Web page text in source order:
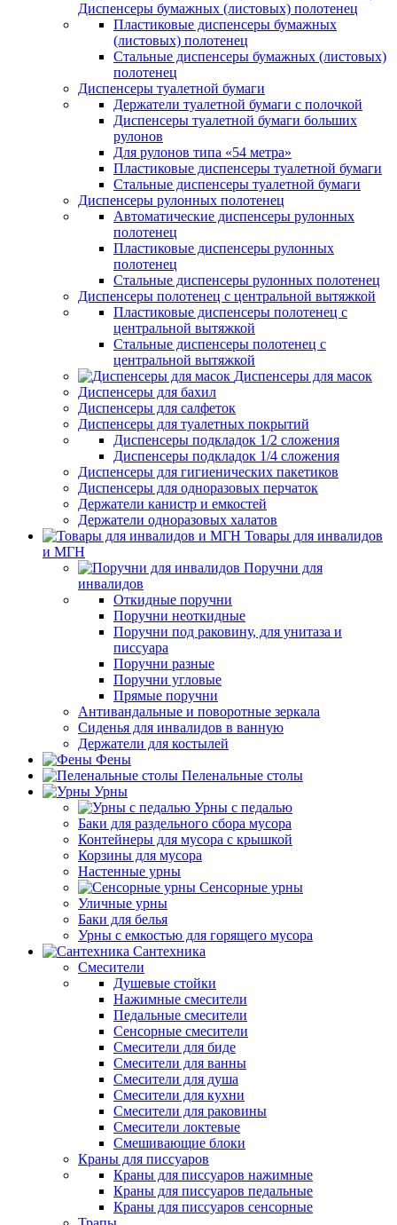
Диспенсеры бумажных (листовых) полотенец
Пластиковые диспенсеры бумажных
(листовых) полотенец
Стальные диспенсеры бумажных (листовых)
полотенец
Диспенсеры туалетной бумаги
Держатели туалетной бумаги с полочкой
Диспенсеры туалетной бумаги больших
рулонов
Для рулонов типа «54 метра»
Пластиковые диспенсеры туалетной бумаги
Стальные диспенсеры туалетной бумаги
Диспенсеры рулонных полотенец
Автоматические диспенсеры рулонных
полотенец
Пластиковые диспенсеры рулонных
полотенец
Стальные диспенсеры рулонных полотенец
Диспенсеры полотенец с центральной вытяжкой
Пластиковые диспенсеры полотенец с
центральной вытяжкой
Стальные диспенсеры полотенец с
центральной вытяжкой
Диспенсеры для масок
Диспенсеры для бахил
Диспенсеры для салфеток
Диспенсеры для туалетных покрытий
Диспенсеры подкладок 1/2 сложения
Диспенсеры подкладок 1/4 сложения
Диспенсеры для гигиенических пакетиков
Диспенсеры для одноразовых перчаток
Держатели канистр и емкостей
Держатели одноразовых халатов
Товары для инвалидов
и МГН
Поручни для
инвалидов
Откидные поручни
Поручни неоткидные
Поручни под раковину, для унитаза и
писсуара
Поручни разные
Поручни угловые
Прямые поручни
Антивандальные и поворотные зеркала
Сиденья для инвалидов в ванную
Держатели для костылей
Фены
Пеленальные столы
Урны
Урны с педалью
Баки для раздельного сбора мусора
Контейнеры для мусора с крышкой
Корзины для мусора
Настенные урны
Сенсорные урны
Уличные урны
Баки для белья
Урны с емкостью для горящего мусора
Сантехника
Смесители
Душевые стойки
Нажимные смесители
Педальные смесители
Сенсорные смесители
Смесители для биде
Смесители для ванны
Смесители для душа
Смесители для кухни
Смесители для раковины
Смесители локтевые
Смешивающие блоки
Краны для писсуаров
Краны для писсуаров нажимные
Краны для писсуаров педальные
Краны для писсуаров сенсорные